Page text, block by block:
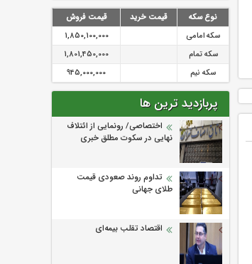
نوع سکه قیمت خرید
قیمت فروش
سکه امامی
1,850,100,000
سکه تمام
1,801,450,000
سکه نیم
945,000,000
پربازدید ترین ها
اختصاصی/ رونمایی از ائتلاف‌
نهایی در سکوت مطلق خبری
تداوم روند صعودی قیمت
طلای جهانی
اقتصاد تقلب بیمه‌ای